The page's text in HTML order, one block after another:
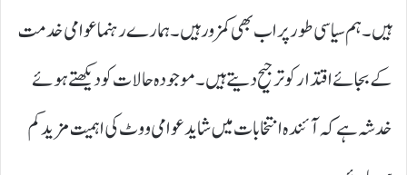
ہیں۔ ہم سیاسی طور پر اب بھی کمزور ہیں۔ ہمارے رہنما عوامی خدمت
کے بجائے اقتدار کو ترجیح دیتے ہیں۔ موجودہ حالات کو دیکھتے ہوئے
خدشہ ہے کہ آئندہ انتخابات میں شاید عوامی ووٹ کی اہمیت مزید کم